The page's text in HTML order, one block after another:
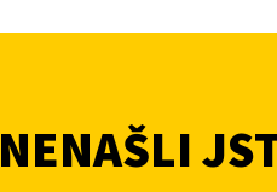
NENAŠLI